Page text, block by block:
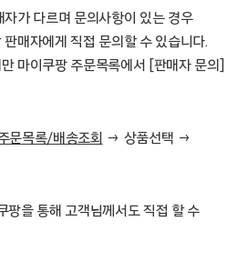
가 다르며 문의사항이 있는 경우
매자에게 직접 문의할 수 있습니다.
마이쿠팡 주문목록에서 [판매자 문의]
문목록/배송조회
→ 상품선택 →
을 통해 고객님께서도 직접 할 수